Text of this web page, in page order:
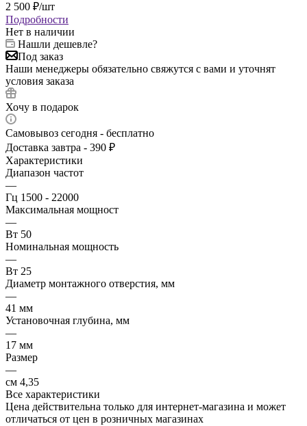
2 500 ₽/шт
Подробности
Нет в наличии
Нашли дешевле?
Под заказ
Наши менеджеры обязательно свяжутся с вами и уточнят
условия заказа
Хочу в подарок
Самовывоз сегодня - бесплатно
Доставка завтра - 390 ₽
Характеристики
Диапазон частот
—
Гц 1500 - 22000
Максимальная мощност
—
Вт 50
Номинальная мощность
—
Вт 25
Диаметр монтажного отверстия, мм
—
41 мм
Установочная глубина, мм
—
17 мм
Размер
—
см 4,35
Все характеристики
Цена действительна только для интернет-магазина и может
отличаться от цен в розничных магазинах